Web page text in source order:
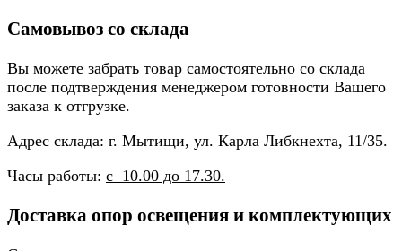
Самовывоз со склада
Вы можете забрать товар самостоятельно со склада
после подтверждения менеджером готовности Вашего
заказа к отгрузке.
Адрес склада: г. Мытищи, ул. Карла Либкнехта, 11/35.
Часы работы: с 10.00 до 17.30.
Доставка опор освещения и комплектующих